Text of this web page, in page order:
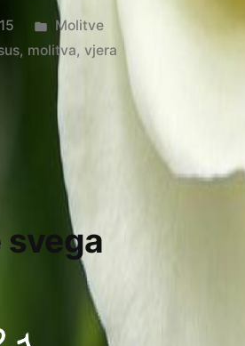
Posted
in
Molitve
, molitva,vjera
svega